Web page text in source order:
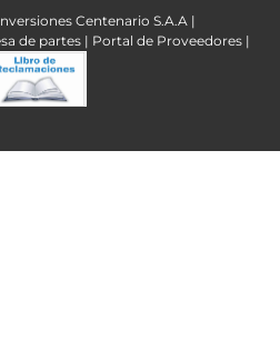
Centenario S.A.A |
de partes | Portal de Proveedores |